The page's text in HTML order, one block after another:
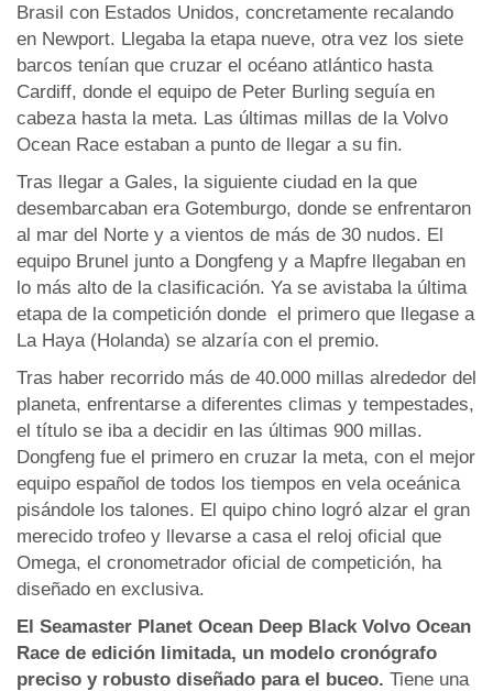
Brasil con Estados Unidos, concretamente recalando
en Newport. Llegaba la etapa nueve, otra vez los siete
barcos tenían que cruzar el océano atlántico hasta
Cardiff, donde el equipo de Peter Burling seguía en
cabeza hasta la meta. Las últimas millas de la Volvo
Ocean Race estaban a punto de llegar a su fin.
Tras llegar a Gales, la siguiente ciudad en la que
desembarcaban era Gotemburgo, donde se enfrentaron
al mar del Norte y a vientos de más de 30 nudos. El
equipo Brunel junto a Dongfeng y a Mapfre llegaban en
lo más alto de la clasificación. Ya se avistaba la última
etapa de la competición donde el primero que llegase a
La Haya (Holanda) se alzaría con el premio.
Tras haber recorrido más de 40.000 millas alrededor del
planeta, enfrentarse a diferentes climas y tempestades,
el título se iba a decidir en las últimas 900 millas.
Dongfeng fue el primero en cruzar la meta, con el mejor
equipo español de todos los tiempos en vela oceánica
pisándole los talones. El quipo chino logró alzar el gran
merecido trofeo y llevarse a casa el reloj oficial que
Omega, el cronometrador oficial de competición, ha
diseñado en exclusiva.
El Seamaster Planet Ocean Deep Black Volvo Ocean
Race de edición limitada, un modelo cronógrafo
preciso y robusto diseñado para el buceo. Tiene una